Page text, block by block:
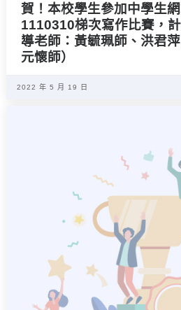
賀！本校學生參加中學生
1110310梯次寫作比賽，
導老師：黃毓珮師、洪君
元懷師）
2022 年 5 月 19 日